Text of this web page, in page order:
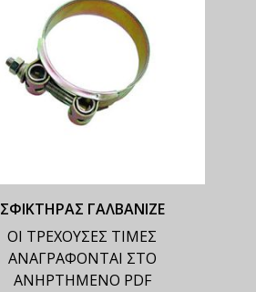
ΣΦΙΚΤΗΡΑΣ ΓΑΛΒΑΝΙΖΕ
ΟΙ ΤΡΕΧΟΥΣΕΣ ΤΙΜΕΣ
ΑΝΑΓΡΑΦΟΝΤΑΙ ΣΤΟ
ΑΝΗΡΤΗΜΕΝΟ PDF